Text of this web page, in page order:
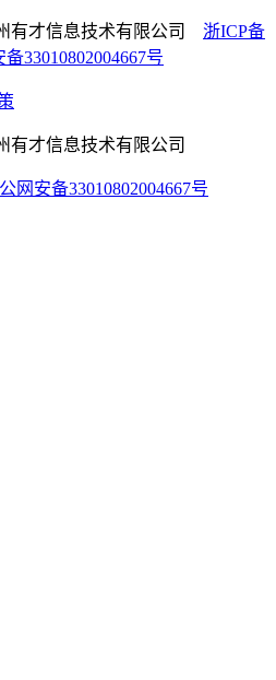
有才信息技术有限公司 浙ICP备
33010802004667号
有才信息技术有限公司
网安备33010802004667号